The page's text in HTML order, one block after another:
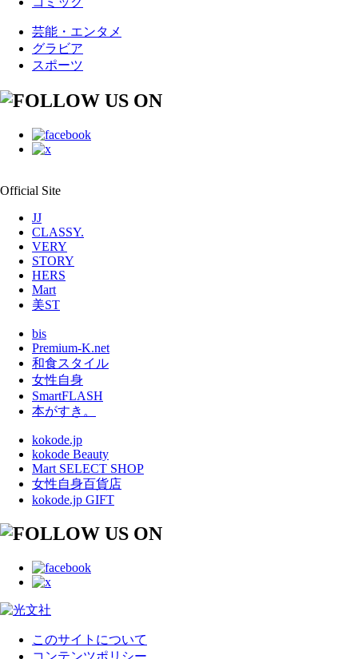
芸能・エンタメ
グラビア
スポーツ
Official Site
JJ
CLASSY.
VERY
STORY
HERS
Mart
美ST
bis
Premium-K.net
和食スタイル
女性自身
SmartFLASH
本がすき。
kokode.jp
kokode Beauty
Mart SELECT SHOP
女性自身百貨店
kokode.jp GIFT
このサイトについて
コンテンツポリシー